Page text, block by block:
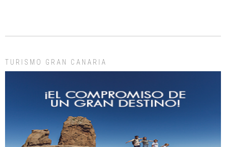
días, ella incluida...
Gato manso encontrado
Este gato macho ha aparecido en la calle hace menos de un mes, es muy
TURISMO GRAN CANARIA